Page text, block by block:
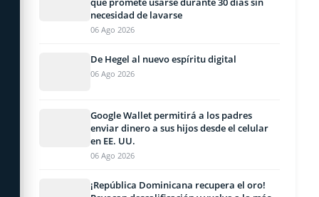
necesidad de lavarse
06 Ago 2026
De Hegel al nuevo espíritu digital
06 Ago 2026
Google Wallet permitirá a los padres
enviar dinero a sus hijos desde el celular
en EE. UU.
06 Ago 2026
¡República Dominicana recupera el oro!